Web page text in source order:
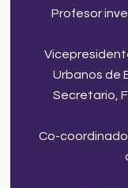
Profesor
Urbanos de
Secretario,
Co-